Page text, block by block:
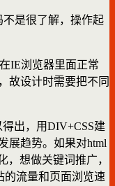
是很了解，操作起
IE浏览器里面正常
故设计时需要把不同
出，用DIV+CSS建
展趋势。如果对html
，想做关键词推广，
的流量和页面浏览速